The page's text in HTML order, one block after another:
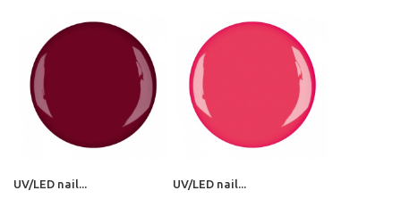
UV/LED nail... UV/LED nail...